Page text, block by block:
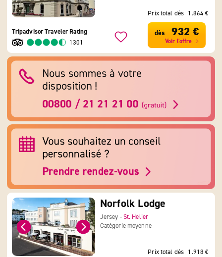
Tripadvisor Traveler Rating
1301
Prix total dès 1.864 €
dès 932 €
Voir l'offre
Norfolk Lodge
Jersey -St. Helier
Catégorie moyenne
Prix total dès 1.918 €